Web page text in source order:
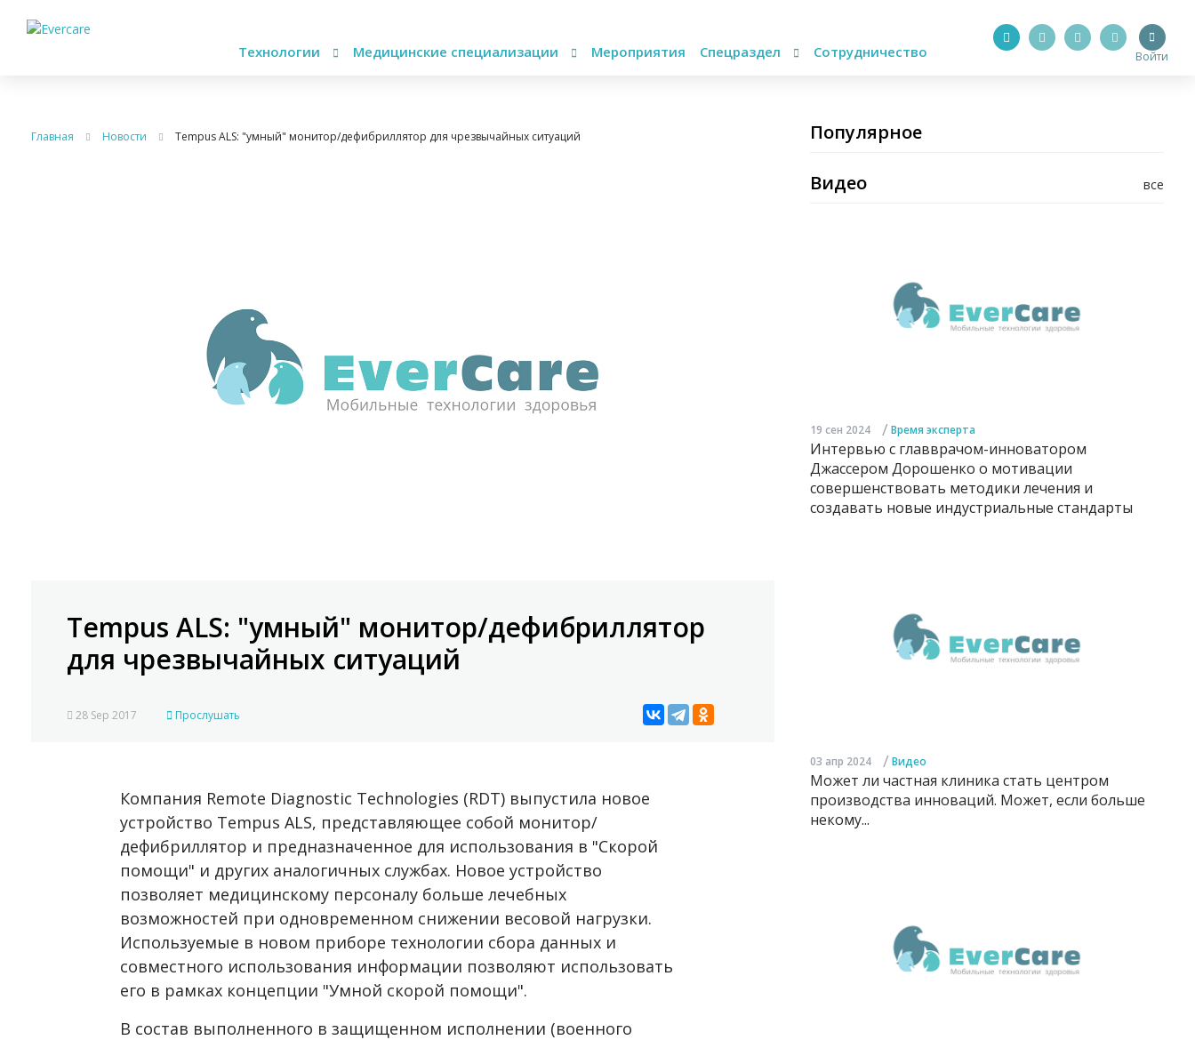
Технологии Медицинские специализации Мероприятия Спецраздел Сотрудничество Войти
Главная Новости Tempus ALS: "умный" монитор/дефибриллятор для чрезвычайных ситуаций
Tempus ALS: "умный" монитор/дефибриллятор
для чрезвычайных ситуаций
28 Sep 2017 Прослушать
Компания Remote Diagnostic Technologies (RDT) выпустила новое
устройство Tempus ALS, представляющее собой монитор/
дефибриллятор и предназначенное для использования в "Скорой
помощи" и других аналогичных службах. Новое устройство
позволяет медицинскому персоналу больше лечебных
возможностей при одновременном снижении весовой нагрузки.
Используемые в новом приборе технологии сбора данных и
совместного использования информации позволяют использовать
его в рамках концепции "Умной скорой помощи".
В состав выполненного в защищенном исполнении (военного
Популярное
все
Видео
19 сен 2024 / Время эксперта
Интервью с главврачом-инноватором
Джассером Дорошенко о мотивации
совершенствовать методики лечения и
создавать новые индустриальные стандарты
03 апр 2024 / Видео
Может ли частная клиника стать центром
производства инноваций. Может, если больше
некому...